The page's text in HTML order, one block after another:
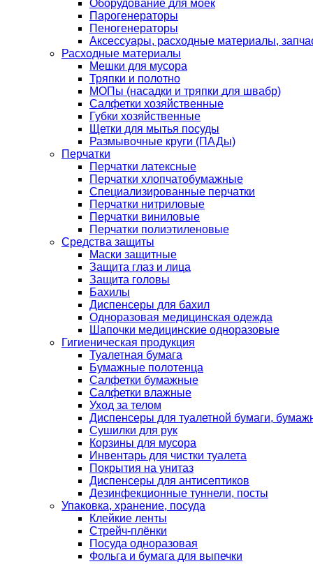
Оборудование для моек
Парогенераторы
Пеногенераторы
Аксессуары, расходные материалы,
Расходные материалы
Мешки для мусора
Тряпки и полотно
МОПы (насадки и тряпки для швабр)
Салфетки хозяйственные
Губки хозяйственные
Щетки для мытья посуды
Размывочные круги (ПАДы)
Перчатки
Перчатки латексные
Перчатки хлопчатобумажные
Специализированные перчатки
Перчатки нитриловые
Перчатки виниловые
Перчатки полиэтиленовые
Средства защиты
Маски защитные
Защита глаз и лица
Защита головы
Бахилы
Диспенсеры для бахил
Одноразовая медицинская одежда
Шапочки медицинские одноразовые
Гигиеническая продукция
Туалетная бумага
Бумажные полотенца
Салфетки бумажные
Салфетки влажные
Уход за телом
Диспенсеры для туалетной бумаги,
Сушилки для рук
Корзины для мусора
Инвентарь для чистки туалета
Покрытия на унитаз
Диспенсеры для антисептиков
Дезинфекционные туннели, посты
Упаковка, хранение, посуда
Клейкие ленты
Стрейч-плёнки
Посуда одноразовая
Фольга и бумага для выпечки